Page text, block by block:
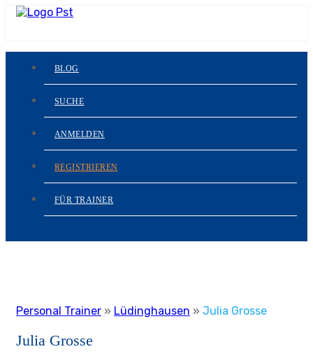
BLOG
SUCHE
ANMELDEN
REGISTRIEREN
FÜR TRAINER
Personal Trainer » Lüdinghausen » Julia Grosse
Julia Grosse